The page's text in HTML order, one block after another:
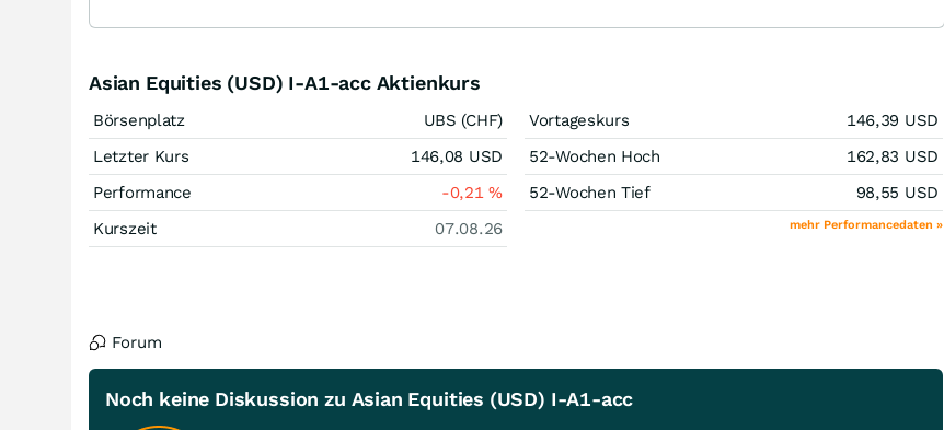
Asian Equities (USD) I-A1-acc Aktienkurs
Börsenplatz
UBS (CHF)
Letzter Kurs
146,08 USD
Performance
-0,21%
Kurszeit
07.08.26
Vortageskurs 146,39 USD
52-Wochen Hoch
162,83 USD
52-Wochen Tief
98,55 USD
mehr Performancedaten »
Forum
Noch keine Diskussion zu Asian Equities (USD) I-A1-acc